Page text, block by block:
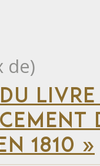
de)
1810 »